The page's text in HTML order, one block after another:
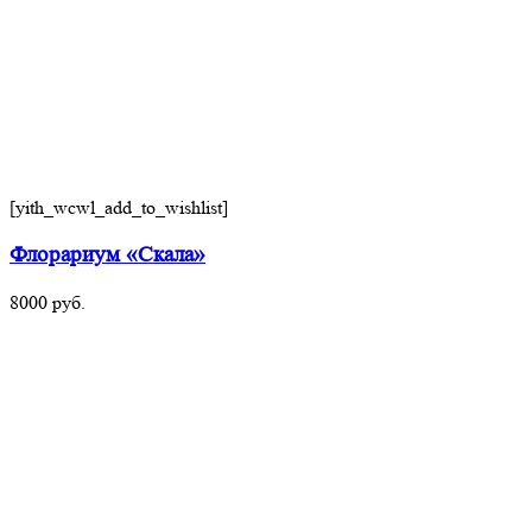
[yith_wcwl_add_to_wishlist]
Флорариум «Скала»
8000 руб.